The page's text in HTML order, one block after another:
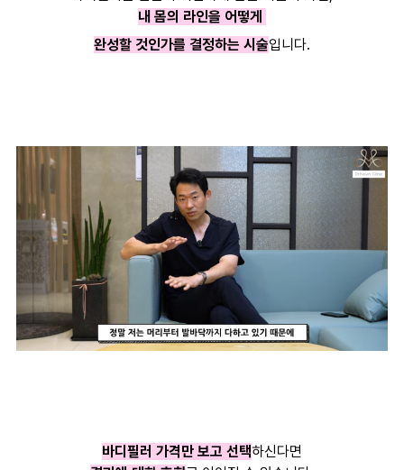
내 몸의 라인을 어떻게
완성할 것인가를 결정하는 시술입니다.
바디필러 가격만 보고 선택하신다면